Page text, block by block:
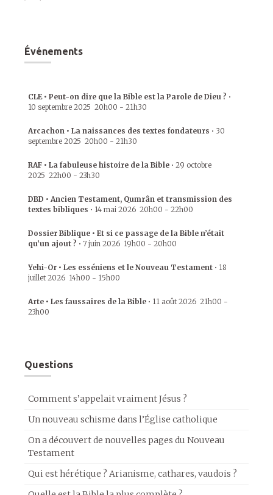
Événements
CLE • Peut-on dire que la Bible est la Parole de Dieu ? •
10 septembre 2025 20h00 - 21h30
Arcachon • La naissances des textes fondateurs • 30
septembre 2025 20h00 - 21h30
RAF • La fabuleuse histoire de la Bible • 29 octobre
2025 22h00 - 23h30
DBD • Ancien Testament, Qumrân et transmission des
textes bibliques • 14 mai 2026 20h00 - 22h00
Dossier Biblique • Et si ce passage de la Bible n’était
qu’un ajout ? • 7 juin 2026 19h00 - 20h00
Yehi-Or • Les esséniens et le Nouveau Testament • 18
juillet 2026 14h00 - 15h00
Arte • Les faussaires de la Bible • 11 août 2026 21h00 -
23h00
Questions
Comment s’appelait vraiment Jésus ?
Un nouveau schisme dans l’Église catholique
On a découvert de nouvelles pages du Nouveau
Testament
Qui est hérétique ? Arianisme, cathares, vaudois ?